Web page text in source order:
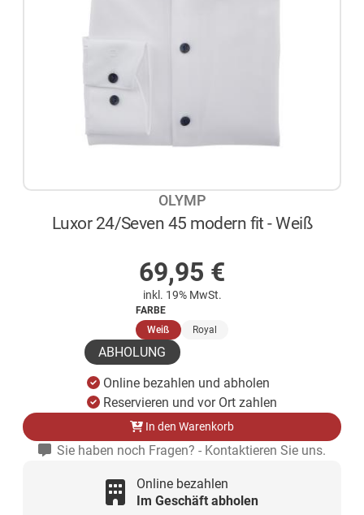
OLYMP
Luxor 24/Seven 45 modern fit - Weiß
69,95 €
inkl. 19% MwSt.
FARBE
Weiß(ausgewählt)
Royal
ABHOLUNG
Online bezahlen und abholen
Reservieren und vor Ort zahlen
In den Warenkorb
Sie haben noch Fragen? - Kontaktieren Sie uns.
Online bezahlen
Im Geschäft abholen